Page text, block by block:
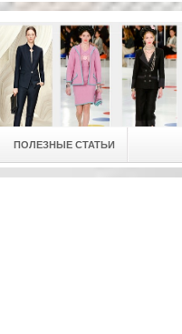
ПОЛЕЗНЫЕ СТАТЬИ